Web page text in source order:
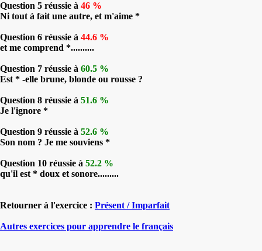
Question 5 réussie à 46 %
Ni tout à fait une autre, et m'aime *
Question 6 réussie à 44.6 %
et me comprend *..........
Question 7 réussie à 60.5 %
Est * -elle brune, blonde ou rousse ?
Question 8 réussie à 51.6 %
Je l'ignore *
Question 9 réussie à 52.6 %
Son nom ? Je me souviens *
Question 10 réussie à 52.2 %
qu'il est * doux et sonore.........
Retourner à l'exercice : Présent / Imparfait
Autres exercices pour apprendre le français